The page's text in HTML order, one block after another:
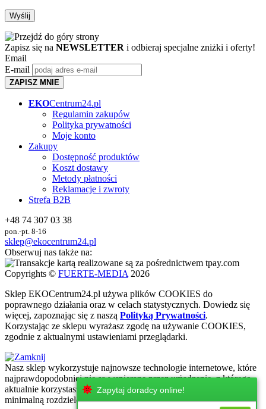
Zapisz się na NEWSLETTER i odbieraj specjalne zniżki i oferty!
Email
E-mail
ZAPISZ MNIE
EKOCentrum24.pl
Regulamin zakupów
Polityka prywatności
Moje konto
Zakupy
Dostępność produktów
Koszt dostawy
Metody płatności
Reklamacje i zwroty
Strefa B2B
+48 74 307 03 38
pon.-pt. 8-16
sklep@ekocentrum24.pl
Obserwuj nas także na:
Copyrights © FUERTE-MEDIA 2026
Sklep EKOCentrum24.pl używa plików COOKIES do
poprawnego działania oraz w celach statystycznych. Dowiedz się
więcej, zapoznając się z naszą Polityką Prywatności.
Korzystając ze sklepu wyrażasz zgodę na używanie COOKIES,
zgodnie z aktualnymi ustawieniami przeglądarki.
Nasz sklep wykorzystuje najnowsze technologie internetowe, które
najprawdopodobniej nie są wspierane przez urżadzenie, z którego
aktualnie korzystasz. Zachęcamy do korzystania z urzadzeń z
minimalną rozdzielczością ekranu 320 px!
Zapytaj doradcy online!